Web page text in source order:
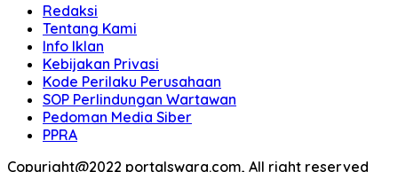
Redaksi
Tentang Kami
Info Iklan
Kebijakan Privasi
Kode Perilaku Perusahaan
SOP Perlindungan Wartawan
Pedoman Media Siber
PPRA
Copyright@2022 portalswara.com, All right reserved